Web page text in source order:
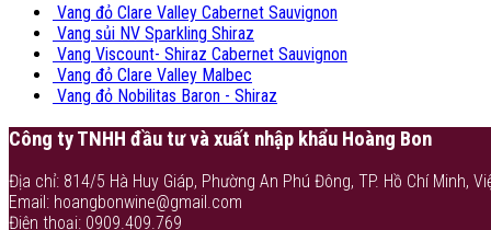
Vang đỏ Clare Valley Cabernet Sauvignon
Vang sủi NV Sparkling Shiraz
Vang Viscount- Shiraz Cabernet Sauvignon
Vang đỏ Clare Valley Malbec
Vang đỏ Nobilitas Baron - Shiraz
Công ty TNHH đầu tư và xuất nhập khẩu Hoàng Bon
Địa chỉ: 814/5 Hà Huy Giáp, Phường An Phú Đông, TP. Hồ Chí Minh,
Email: hoangbonwine@gmail.com
Điện thoại: 0909.409.769